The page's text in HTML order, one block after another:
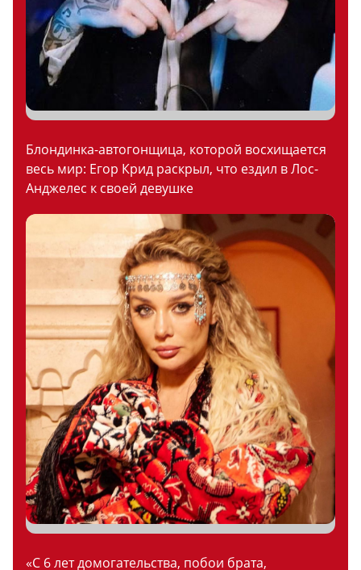
Блондинка-автогонщица, которой восхищается
весь мир: Егор Крид раскрыл, что ездил в Лос-
Анджелес к своей девушке
«С 6 лет домогательства, побои брата,